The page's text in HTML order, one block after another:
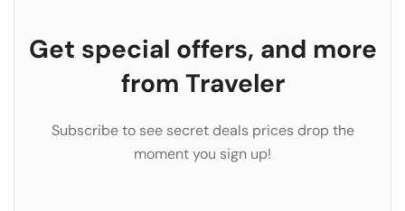
Get special offers, and more
from Traveler
Subscribe to see secret deals prices drop the
moment you sign up!